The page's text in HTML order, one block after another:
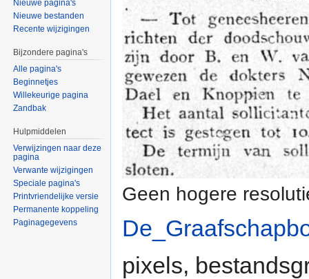
Geen hogere
pixels,
Nieuwe pagina's
Nieuwe bestanden
Recente wijzigingen
Bijzondere pagina's
Alle pagina's
Beginnetjes
Willekeurige pagina
Zandbak
Hulpmiddelen
Verwijzingen naar deze
pagina
Verwante wijzigingen
Speciale pagina's
Printvriendelijke versie
Permanente koppeling
Paginagegevens